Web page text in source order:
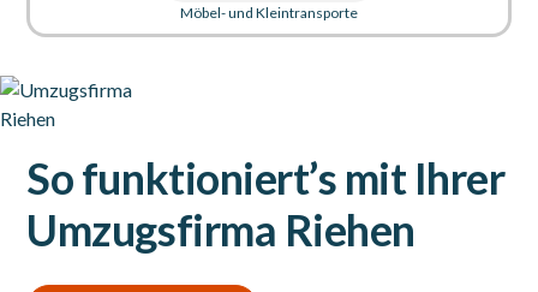
Möbel- und Kleintransporte
So funktioniert’s mit Ihrer
Umzugsfirma Riehen